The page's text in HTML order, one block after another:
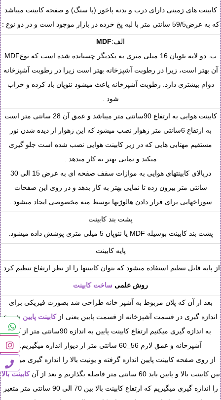
کابینت های زمینی دارای درب و بدنه پاخور (پا سنگ) و صفحه کابینت میباشد
که به عرض59/5 سانتی متر با لبه پخ خرده در بازار موجود است و در دو نوع :
الف:MDF
ب: دو لایه نئوپان 16 میلی متری به یکدیگر چسبانده شده است که نوعMDF
آن بهتر است، زیرا در رطوبت آشپزخانه بهتر است زیرا در رطوبت آشپزخانه
دوام بیشتری دارد. رطوبت آشپزخانه یاعث میشود نئوپان باد کرده و خراب
شود .
کابینت هوایی به ارتفاع 90سانتی متر میباشد و عمق آن 28 سانتی متر است
به ازتفاع 6سانتی متر زهوار نصب میشود که این زهوار از دیده شدن نور
مستقیم مهتابی هایی که در زیر کابینت هوایی نصب شده است جلو گیری
میکند و نمایی بهتر به کار میدهد .
دربالای کابینتهای هوایی به موازات سقف صفحه ای به عرض 15 الی 30
سانتی متر بیرون زده تا نمایی بهتر به کار بدهد و در روی این صفحات
سوراخهایی برای قرار دادن هالوژنها توسط مته مخصوصی ایجاد میشود .
پشت بند کابینت
پشت بند کابینت بوسیله MDF یا نئوپان 5 میلی متری پوشش داده میشود.
پایه کابینت
از پایه قابل تنظیم استفاده میشود که بتوان کابینتها را از نظر ارتفاع تنظیم کرد.
روش علمی ساخت کابینت
بعد ار آن که پلان مربوط به آشپز خانه طراحی شد بصورت فیزیکی برای
اندازه گیری در قسمت آشپزخانه از قسمت پایین یعنی ازکابینت پایین شروع
به اندازه گیری میکنیم ارتفاع کابینت پایین به اندازه 90سانتی متر از کف
آشپزخانه و عمق لازم 56_60 سانتی متر از دیوار اندازه میگیریم.
از روی صفحه کابینت پایین اندازه گرفته و یونیت بالا را اندازه گیری میکنیم.
بین کابینت بالا و پایین باید 60 سانتی متر فاصله بگذاریم و بعد از آن
کابینت بالا
را اندازه گیری میگیریم که ارتفاع کابینت بالا بین 70 الی 90 سانتی متر متغیر